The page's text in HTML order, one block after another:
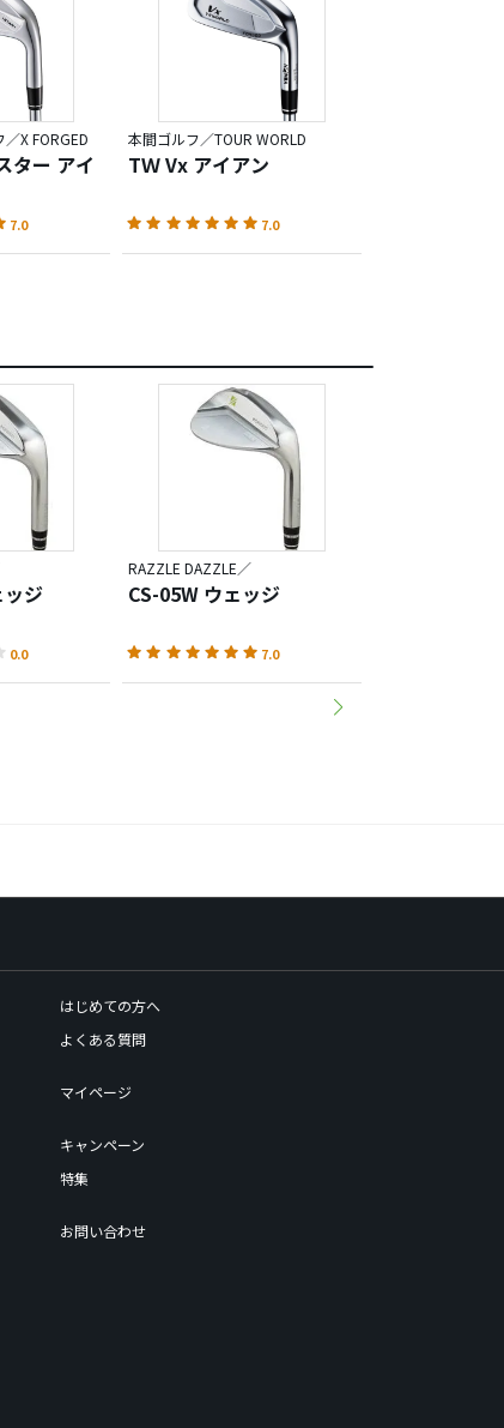
X FORGED
ター アイ
7.0
本間ゴルフ／TOUR WORLD
TＷ Vx アイアン
7.0
ッジ
0.0
RAZZLE DAZZLE／
CS-05W ウェッジ
7.0
はじめての方へ
よくある質問
マイページ
キャンペーン
特集
お問い合わせ